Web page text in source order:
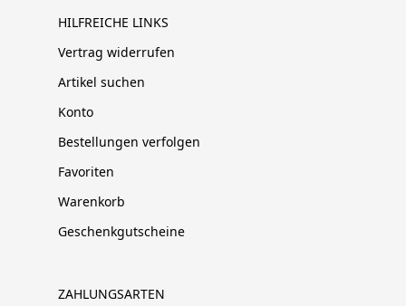
HILFREICHE LINKS
Vertrag widerrufen
Artikel suchen
Konto
Bestellungen verfolgen
Favoriten
Warenkorb
Geschenkgutscheine
ZAHLUNGSARTEN